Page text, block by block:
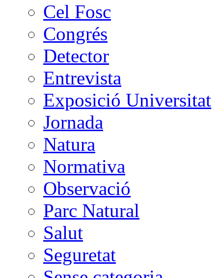
Cel Fosc
Congrés
Detector
Entrevista
Exposició Universitat
Jornada
Natura
Normativa
Observació
Parc Natural
Salut
Seguretat